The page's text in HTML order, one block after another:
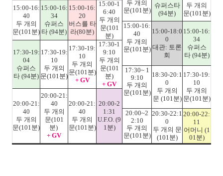
두 개의
문(101분)
슈퍼스타
(94분)
두 개의
문(101분)
15:00-16:
40
두 개의
문(101분)
15:00-16:
34
슈퍼스
타 (94분)
15:00-16:
20
버스를 타
라(80분)
15:00-1
6:40
두 개의
문(101
분)
15:00-16:
40
두 개의
문(101분)
15:00-18:0
0
대관: 토론
회
15:00-16:
34
슈퍼스
타(94분)
17:30-19:
04
슈퍼스
타 (94분)
17:30-19:
10
두 개의
문(101분)
17:30-19:
10
두 개의
문(101분)
+ GV
17:30-1
9:10
두 개의
문(101
분)
+ GV
17:30~ 1
9:10
두 개의
문(101분)
18:30-20:1
0
두 개의
문 (101분)
17:30-19:
10
두 개의
문(101분)
20:00-21:
40
두 개의
문(101분)
20:00-21:
40
두 개의
문(101
분)
+ GV
20:00-21:
40
두 개의
문(101분)
20:00-2
1:31
U.F.O. (9
1분)
20:00~2
2:10
두 개의
문(101분)
20:30-22:1
0
두 개의 문
(101분)
20:00-22:
11
어머니 (1
01분)